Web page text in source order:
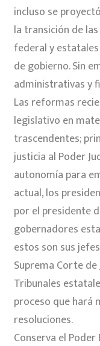
incluso se
la transición de
federal y
de gobierno. Sin
administrativas y
Las reformas
legislativo en
trascendentes;
justicia al Poder
autonomía para
actual, los
por el presidente
gobernadores
estos son sus
Suprema Corte
Tribunales
proceso que hará
resoluciones.
Conserva el Poder